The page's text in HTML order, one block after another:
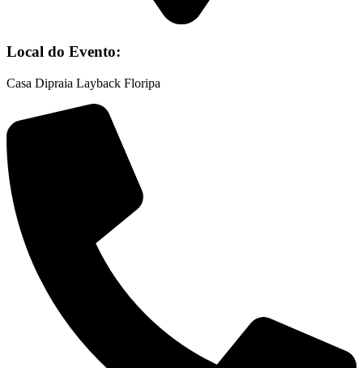
Local do Evento:
Casa Dipraia Layback Floripa